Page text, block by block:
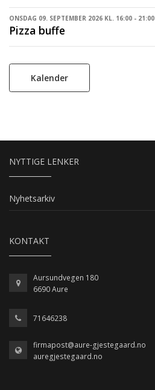
ONSDAG 09. SEPTEMBER 2026 KL. 16:00 - 21:00
Pizza buffe
Kalender
NYTTIGE LENKER
Nyhetsarkiv
KONTAKT
Aursundvegen 180
6690 Aure
71646238
firmapost@aure-gjestegaard.no
auregjestegaard.no